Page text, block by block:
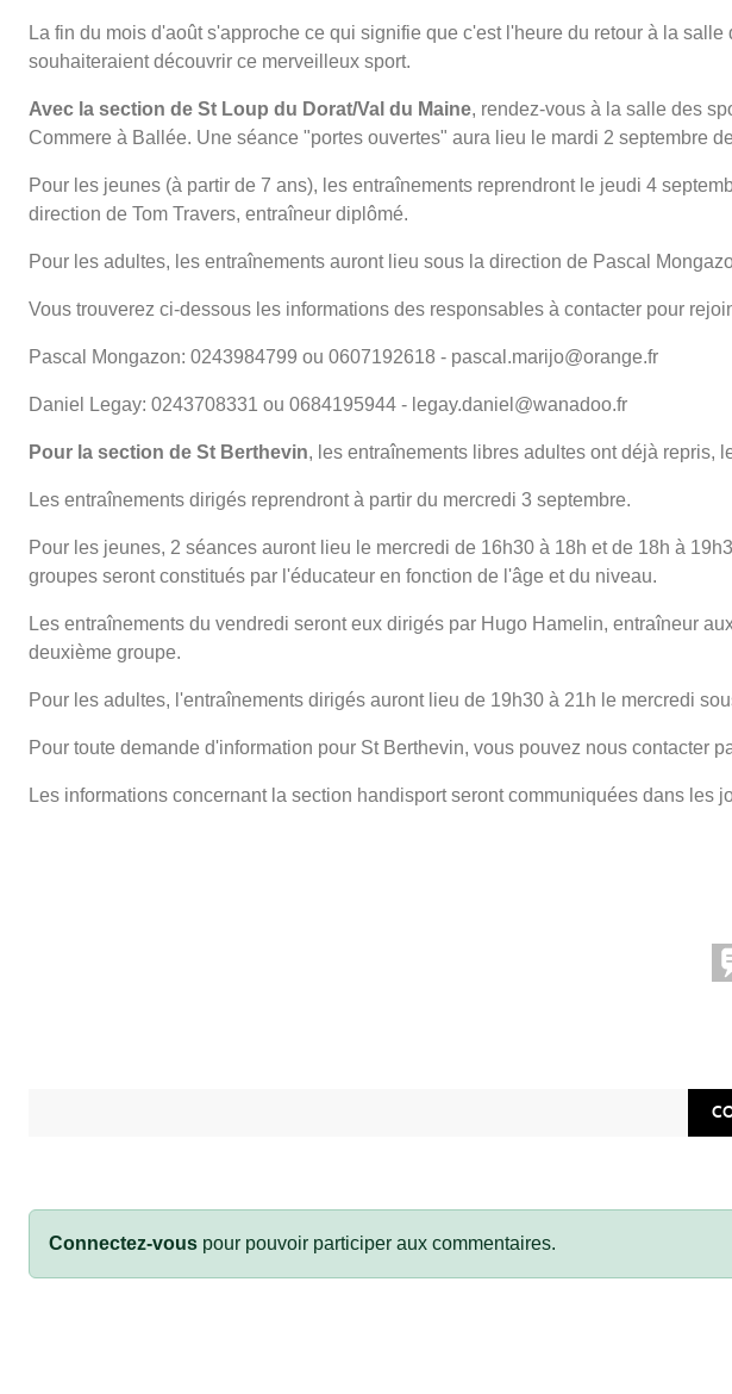
La fin du mois d'août s'approche ce qui signifie que c'est l'heure du retour à la
souhaiteraient découvrir ce merveilleux sport.
Avec la section de St Loup du Dorat/Val du Maine, rendez-vous à la salle des
Commere à Ballée. Une séance "portes ouvertes" aura lieu le mardi 2 septembre
Pour les jeunes (à partir de 7 ans), les entraînements reprendront le jeudi 4
direction de Tom Travers, entraîneur diplômé.
Pour les adultes, les entraînements auront lieu sous la direction de Pascal
Vous trouverez ci-dessous les informations des responsables à contacter pour
Pascal Mongazon: 0243984799 ou 0607192618 - pascal.marijo@orange.fr
Daniel Legay: 0243708331 ou 0684195944 - legay.daniel@wanadoo.fr
Pour la section de St Berthevin, les entraînements libres adultes ont déjà repris,
Les entraînements dirigés reprendront à partir du mercredi 3 septembre.
Pour les jeunes, 2 séances auront lieu le mercredi de 16h30 à 18h et de 18h à
groupes seront constitués par l'éducateur en fonction de l'âge et du niveau.
Les entraînements du vendredi seront eux dirigés par Hugo Hamelin, entraîneur
deuxième groupe.
Pour les adultes, l'entraînements dirigés auront lieu de 19h30 à 21h le mercredi
Pour toute demande d'information pour St Berthevin, vous pouvez nous
Les informations concernant la section handisport seront communiquées dans les
Connectez-vous pour pouvoir participer aux commentaires.